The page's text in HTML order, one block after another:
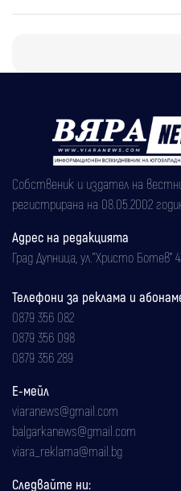
Собственик и издател на
регистрирана на 08.05.2002
Адрес на редакцията
Град Дупница, ул.''Христо Ботев"
Телефони за реклама и
0879 356 082
0879 356 098
0879 356 289
Е-мейл
viaranews@gmail.com
balgarkanews@gmail.com
viara_reklama@mail.bg
Следвайте ни: